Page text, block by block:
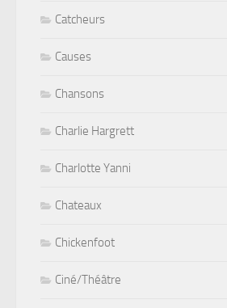
Catcheurs
Causes
Chansons
Charlie Hargrett
Charlotte Yanni
Chateaux
Chickenfoot
Ciné/Théâtre